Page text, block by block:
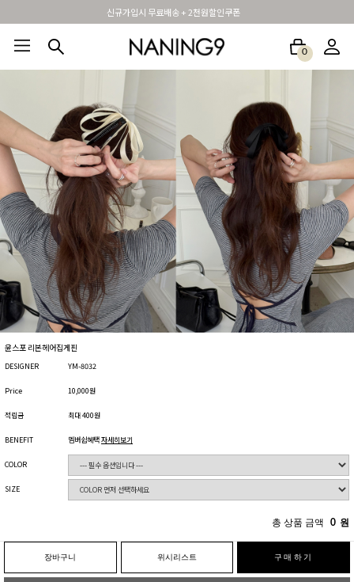
신규가입시 무료배송 + 2천원할인쿠폰
0
베스트재진행
윤스포 리본헤어집게핀
DESIGNER YM-8032
Price 10,000원
적립금 최대 400원
BENEFIT 멤버쉽혜택자세히보기
COLOR
SIZE
총 상품 금액 0 원
장바구니 위시리스트 구매하기